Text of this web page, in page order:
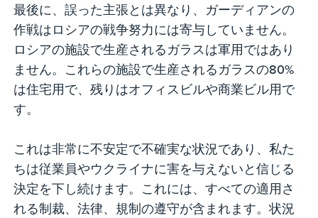
最後に、誤った主張とは異なり、ガーディアンの
作戦はロシアの戦争努力には寄与していません。
ロシアの施設で生産されるガラスは軍用ではあり
ません。これらの施設で生産されるガラスの80%
は住宅用で、残りはオフィスビルや商業ビル用で
す。
これは非常に不安定で不確実な状況であり、私た
ちは従業員やウクライナに害を与えないと信じる
決定を下し続けます。これには、すべての適用さ
れる制裁、法律、規制の遵守が含まれます。状況